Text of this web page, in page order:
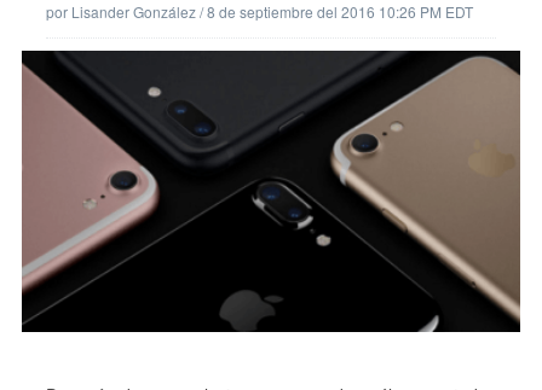
por Lisander González/8 de septiembre del 2016 10:26 PM EDT